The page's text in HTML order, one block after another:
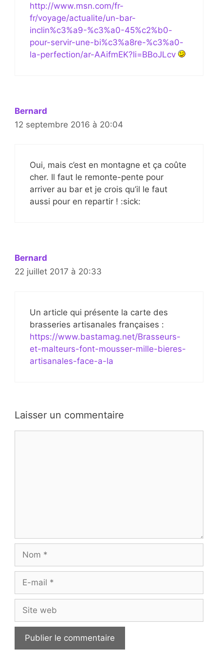
http://www.msn.com/fr-
fr/voyage/actualite/un-bar-
inclin%c3%a9-%c3%a0-45%c2%b0-
pour-servir-une-bi%c3%a8re-%c3%a0-
la-perfection/ar-AAifmEK?li=BBoJLcv
Bernard
12 septembre 2016 à 20:04
Oui, mais c’est en montagne et ça coûte
cher. Il faut le remonte-pente pour
arriver au bar et je crois qu’il le faut
aussi pour en repartir ! :sick:
Bernard
22 juillet 2017 à 20:33
Un article qui présente la carte des
brasseries artisanales françaises :
https://www.bastamag.net/Brasseurs-
et-malteurs-font-mousser-mille-bieres-
artisanales-face-a-la
Laisser un commentaire
Nom
Site
web